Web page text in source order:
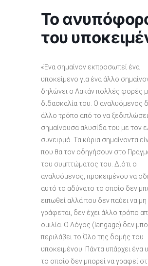
Το
του
«Ένα σημαίνον εκπροσωπεί ένα
υποκείμενο για ένα άλλο
δηλώνει ο Λακάν πολλές φορές
διδασκαλία του. Ο αναλυόμενος
άλλο τρόπο από το να
σημαίνουσα αλυσίδα του με τον
συνειρμό. Τα κύρια σημαίνοντα
που θα τον οδηγήσουν στο
του συμπτώματος του. Διότι ο
αναλυόμενος, προκειμένου να
αυτό το αδύνατο το οποίο δεν
ειπωθεί αλλά που δεν παύει να μη
γράφεται, δεν έχει άλλο τρόπο
ομιλία. Ο Λόγος (langage) δεν
περιλάβει το Όλο της δομής του
υποκειμένου. Πάντα υπάρχει ένα
το οποίο δεν μπορεί να γραφεί